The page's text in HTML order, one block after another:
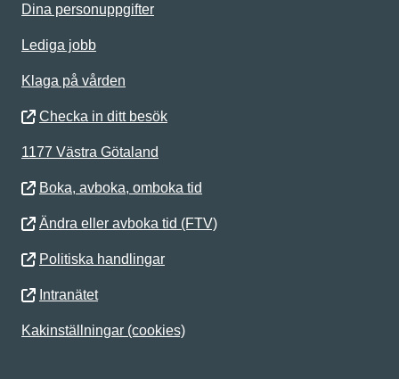
Dina personuppgifter
Lediga jobb
Klaga på vården
Checka in ditt besök
1177 Västra Götaland
Boka, avboka, omboka tid
Ändra eller avboka tid (FTV)
Politiska handlingar
Intranätet
Kakinställningar (cookies)